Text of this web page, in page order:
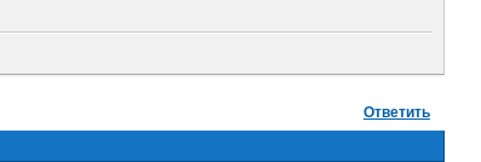
Ответить